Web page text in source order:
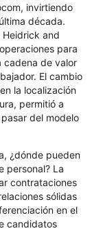
invirtiendo
década.
Heidrick and
para
cadena de valor
El cambio
la localización
permitió a
del modelo
¿dónde pueden
personal? La
contrataciones
sólidas
en el
candidatos